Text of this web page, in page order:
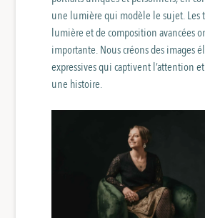
une lumière qui modèle le sujet. Les
lumière et de composition avancées
importante. Nous créons des images
expressives qui captivent l’attention
une histoire.